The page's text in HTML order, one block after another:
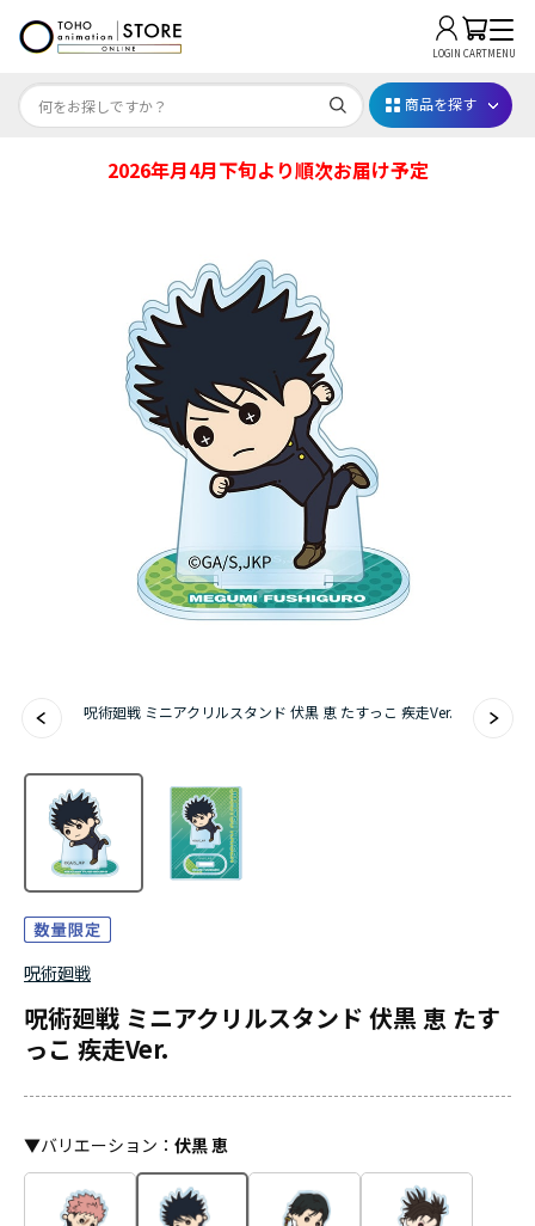
LOGIN CARTMENU
じゅじゅフェス 2026
薬屋のひとりごと 夏の園遊会2026
名探偵コナン
アニメ『僕のヒーローアカデミア』10周年
ハイキュー!!ジャージ＆ユニフォーム
『無職転生Ⅲ ～異世界行ったら本気だす～』
商品を探す
2026年月4月下旬より順次お届け予定
呪術廻戦 ミニアクリルスタンド 伏黒 恵 たすっこ 疾走Ver.
呪術廻戦
呪術廻戦 ミニアクリルスタンド 伏黒 恵 たす
っこ 疾走Ver.
▼バリエーション ： 伏黒 恵